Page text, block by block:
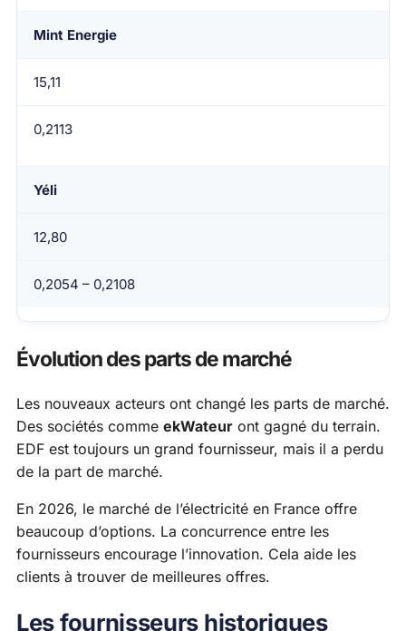
Mint Energie
15,11
0,2113
Yéli
12,80
0,2054 – 0,2108
Évolution des parts de marché
Les nouveaux acteurs ont changé les parts de marché.
Des sociétés comme ekWateur ont gagné du terrain.
EDF est toujours un grand fournisseur, mais il a perdu
de la part de marché.
En 2026, le marché de l’électricité en France offre
beaucoup d’options. La concurrence entre les
fournisseurs encourage l’innovation. Cela aide les
clients à trouver de meilleures offres.
Les fournisseurs historiques